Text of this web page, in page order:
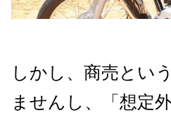
しかし、商売とい
ませんし、「想定